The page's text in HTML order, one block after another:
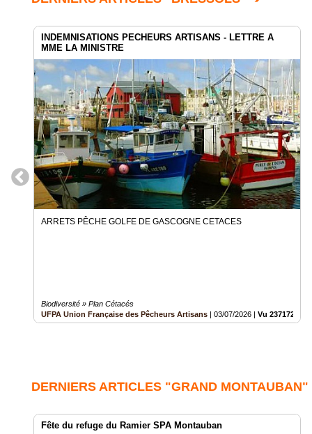
INDEMNISATIONS PECHEURS ARTISANS - LETTRE A
MME LA MINISTRE
ARRETS PÊCHE GOLFE DE GASCOGNE CETACES
Biodiversité » Plan Cétacés
UFPA Union Française des Pêcheurs Artisans | 03/07/2026 | Vu 237172 fois
DERNIERS ARTICLES "GRAND
Fête du refuge du Ramier SPA Montauban